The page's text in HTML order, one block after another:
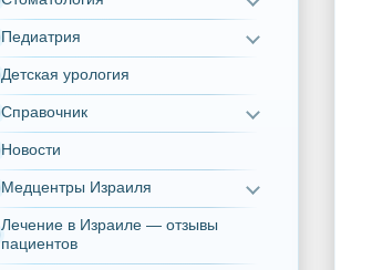
Педиатрия
Детская урология
Справочник
Новости
Медцентры Израиля
Лечение в Израиле — отзывы
пациентов